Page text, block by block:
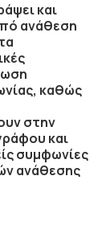
και
ανάθεση
καθώς
στην
και
συμφωνίες
ανάθεσης